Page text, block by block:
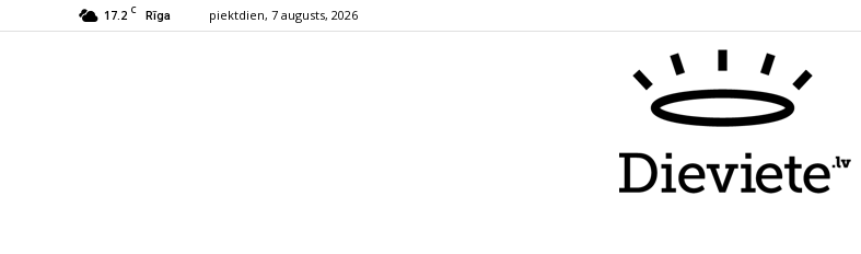
17.2 C Rīga piektdien, 7 augusts, 2026